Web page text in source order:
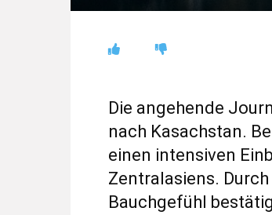
Die angehende
nach Kasachstan.
einen intensiven
Zentralasiens.
Bauchgefühl